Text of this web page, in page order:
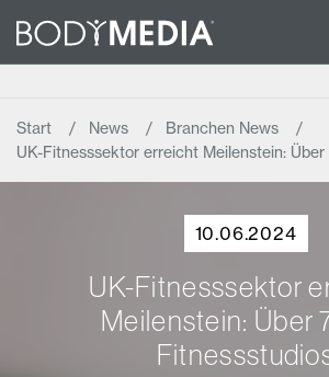
Start News
Branchen News
UK-Fitnesssektor erreicht Meilenstein:
10.06.2024
UK-Fitnesssektor
Meilenstein: Über